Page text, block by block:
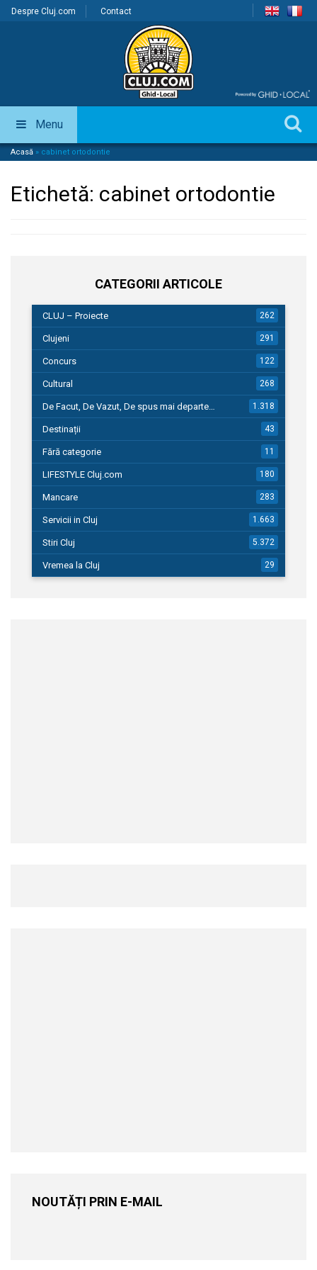
Despre Cluj.com Contact
Menu
Acasă » cabinet ortodontie
Etichetă: cabinet ortodontie
CATEGORII ARTICOLE
CLUJ – Proiecte 262
Clujeni 291
Concurs 122
Cultural 268
De Facut, De Vazut, De spus mai departe… 1.318
Destinații 43
Fără categorie 11
LIFESTYLE Cluj.com 180
Mancare 283
Servicii in Cluj 1.663
Stiri Cluj 5.372
Vremea la Cluj 29
NOUTĂȚI PRIN E-MAIL